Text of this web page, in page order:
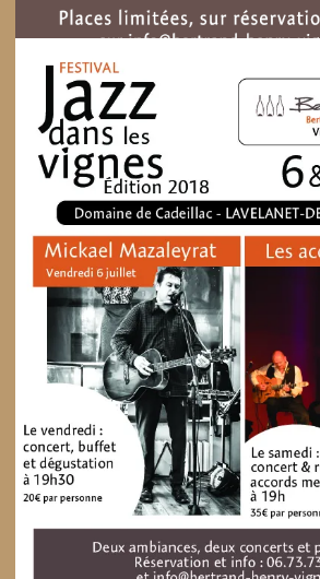
29 avril 2019
Repas concert
les vignes le 6 juillet
Le 6 juillet à 19h au domaine
participez à un repas autour
vins avec les vins du domaine
ambiance tout sud américaine
de musique Latino Yoparà.
Guarani. Langue…